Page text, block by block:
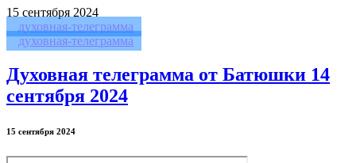
15 сентября 2024
духовная-телеграмма
духовная-телеграмма
Духовная телеграмма от Батюшки 14
сентября 2024
15 сентября 2024